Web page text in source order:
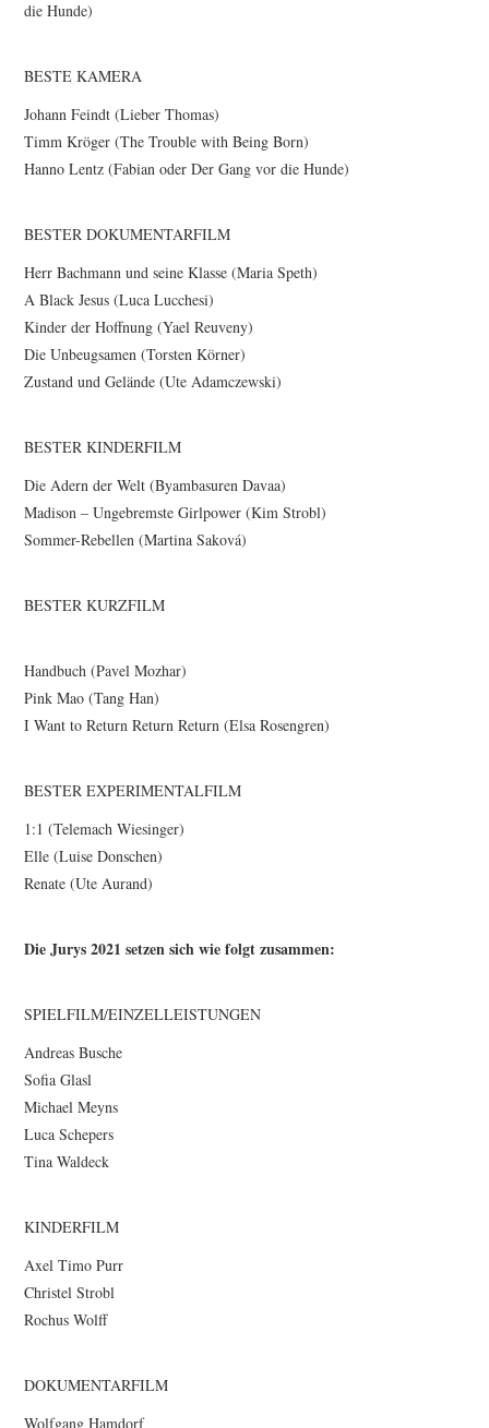
die Hunde)
BESTE KAMERA
Johann Feindt (Lieber Thomas)
Timm Kröger (The Trouble with Being Born)
Hanno Lentz (Fabian oder Der Gang vor die Hunde)
BESTER DOKUMENTARFILM
Herr Bachmann und seine Klasse (Maria Speth)
A Black Jesus (Luca Lucchesi)
Kinder der Hoffnung (Yael Reuveny)
Die Unbeugsamen (Torsten Körner)
Zustand und Gelände (Ute Adamczewski)
BESTER KINDERFILM
Die Adern der Welt (Byambasuren Davaa)
Madison – Ungebremste Girlpower (Kim Strobl)
Sommer-Rebellen (Martina Saková)
BESTER KURZFILM
Handbuch (Pavel Mozhar)
Pink Mao (Tang Han)
I Want to Return Return Return (Elsa Rosengren)
BESTER EXPERIMENTALFILM
1:1 (Telemach Wiesinger)
Elle (Luise Donschen)
Renate (Ute Aurand)
Die Jurys 2021 setzen sich wie folgt zusammen:
SPIELFILM/EINZELLEISTUNGEN
Andreas Busche
Sofia Glasl
Michael Meyns
Luca Schepers
Tina Waldeck
KINDERFILM
Axel Timo Purr
Christel Strobl
Rochus Wolff
DOKUMENTARFILM
Wolfgang Hamdorf